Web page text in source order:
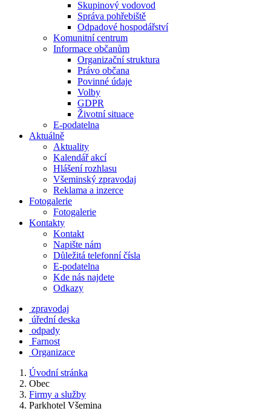
Skupinový vodovod
Správa pohřebiště
Odpadové hospodářství
Komunitní centrum
Informace občanům
Organizační struktura
Právo občana
Povinné údaje
Volby
GDPR
Životní situace
E-podatelna
Aktuálně
Aktuality
Kalendář akcí
Hlášení rozhlasu
Všeminský zpravodaj
Reklama a inzerce
Fotogalerie
Fotogalerie
Kontakty
Kontakt
Napište nám
Důležitá telefonní čísla
E-podatelna
Kde nás najdete
Odkazy
zpravodaj
úřední deska
odpady
Farnost
Organizace
Úvodní stránka
Obec
Firmy a služby
Parkhotel Všemina